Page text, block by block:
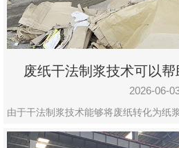
废纸干法制浆技术可以
2026-06-
由于干法制浆技术能够将废纸转化为纸